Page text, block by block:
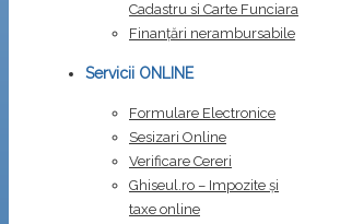
Cadastru si Carte Funciara
Finanțări nerambursabile
Servicii ONLINE
Formulare Electronice
Sesizari Online
Verificare Cereri
Ghiseul.ro – Impozite şi
taxe online